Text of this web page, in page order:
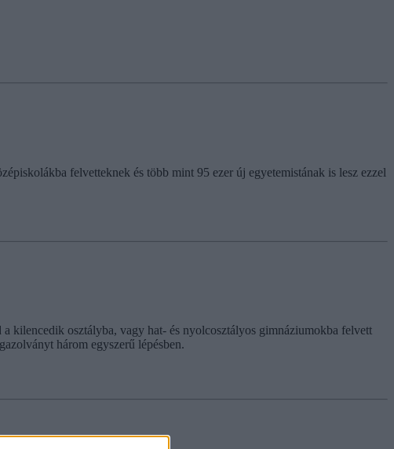
felvetteknek és több mint 95 ezer új egyetemistának is lesz ezzel
kilencedik osztályba, vagy hat- és nyolcosztályos gimnáziumokba felvett
három egyszerű lépésben.